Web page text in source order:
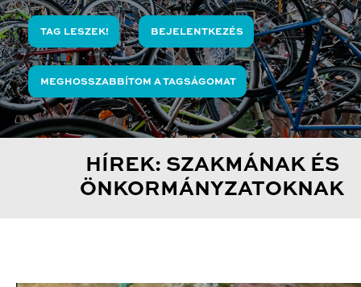
TAG LESZEK! BEJELENTKEZÉS
MEGHOSSZABBÍTOM A TAGSÁGOMAT
HÍREK: SZAKMÁNAK ÉS
ÖNKORMÁNYZATOKNAK